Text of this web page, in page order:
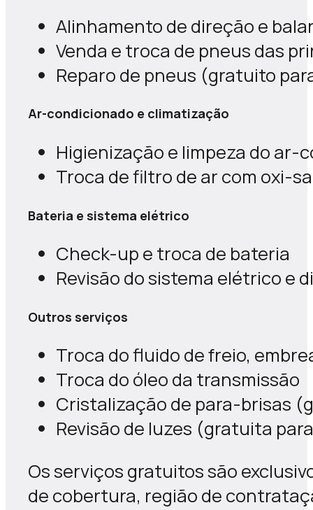
Alinhamento de direção e
Venda e troca de pneus das
Reparo de pneus (gratuito
Ar-condicionado e climatização
Higienização e limpeza do ar-
Troca de filtro de ar com oxi-
Bateria e sistema elétrico
Check-up e troca de bateria
Revisão do sistema elétrico e
Outros serviços
Troca do fluido de freio,
Troca do óleo da transmissão
Cristalização de para-brisas
Revisão de luzes (gratuita
Os serviços gratuitos são
de cobertura, região de